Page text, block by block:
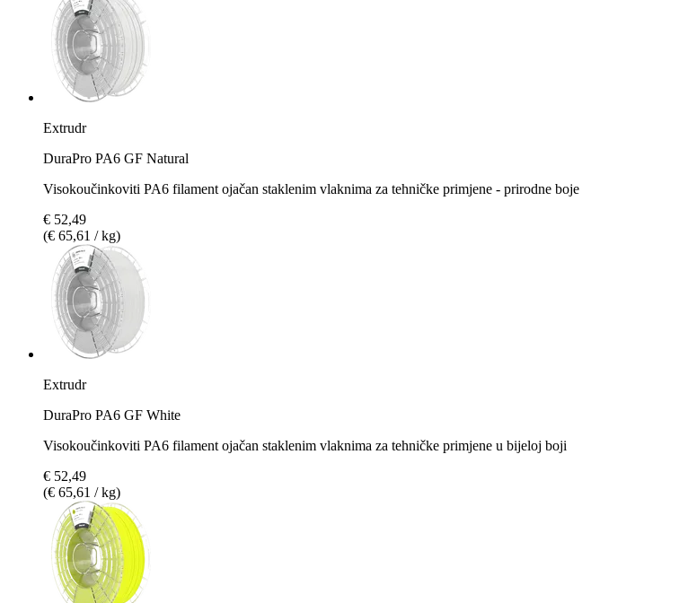
Extrudr
DuraPro PA6 GF Natural
Visokoučinkoviti PA6 filament ojačan staklenim vlaknima za tehničke primjene - prirodne boje
€ 52,49
(€ 65,61 / kg)
Extrudr
DuraPro PA6 GF White
Visokoučinkoviti PA6 filament ojačan staklenim vlaknima za tehničke primjene u bijeloj boji
€ 52,49
(€ 65,61 / kg)